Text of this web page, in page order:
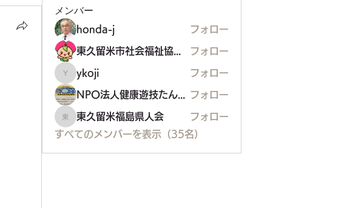
メンバー
honda-j フォロー
東久留米市社会福祉協議会 フォロー
ykoji
ykoji フォロー
NPO法人健康遊技たんぽぽ フォロー
東久留米福島県人会
東久留米福島県人会
フォロー
すべてのメンバーを表示（35名）